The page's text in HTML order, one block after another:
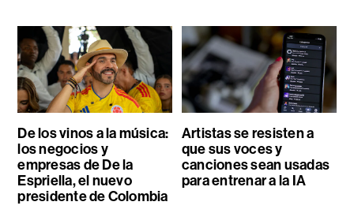
De los vinos a la música:
los negocios y
empresas de De la
Espriella, el nuevo
presidente de Colombia
Artistas se resisten a
que sus voces y
canciones sean usadas
para entrenar a la IA